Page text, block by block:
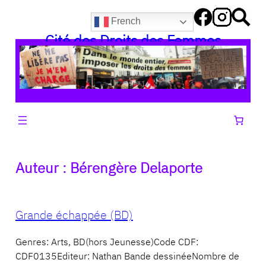
contenu
French
Cité des Droits des Femmes
Auteur : Bérengère Delaporte
Grande échappée (BD)
Genres: Arts, BD(hors Jeunesse)Code CDF:
CDF0135Editeur: Nathan Bande dessinéeNombre de